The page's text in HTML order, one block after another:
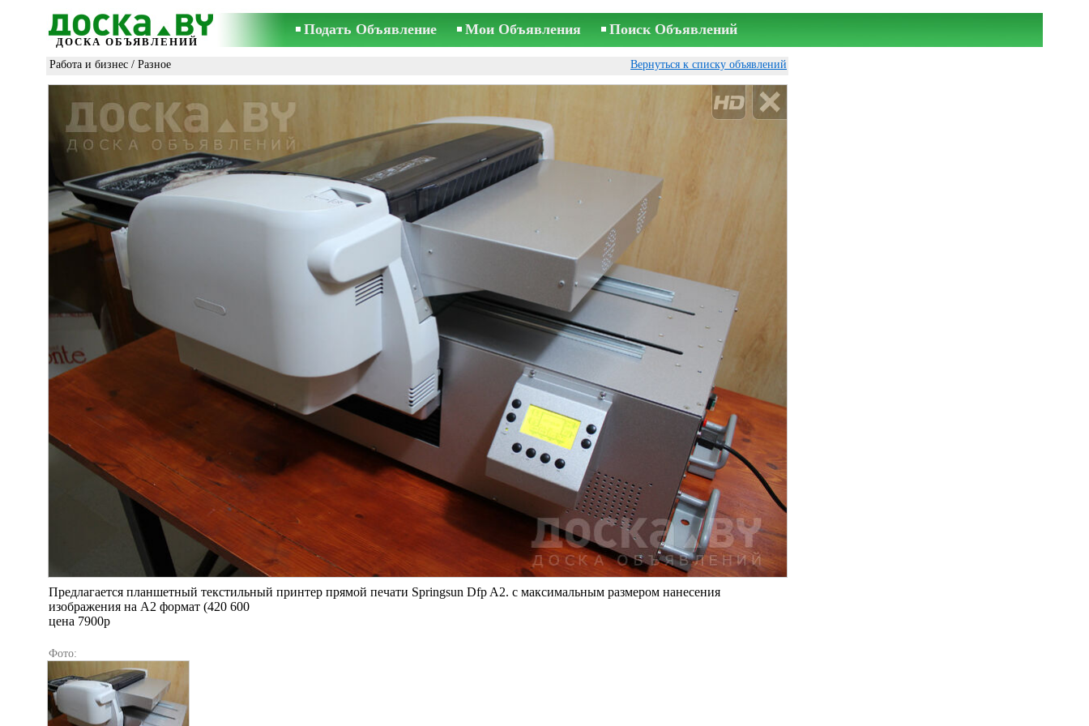
ДОСКА ОБЪЯВЛЕНИЙ
Подать Объявление Мои Объявления Поиск Объявлений
Работа и бизнес / Разное Вернуться к списку объявлений
Предлагается планшетный текстильный принтер прямой печати Springsun Dfp A2. c максимальным размером нанесения
изображения на А2 формат (420 600
цена 7900р
Фото: